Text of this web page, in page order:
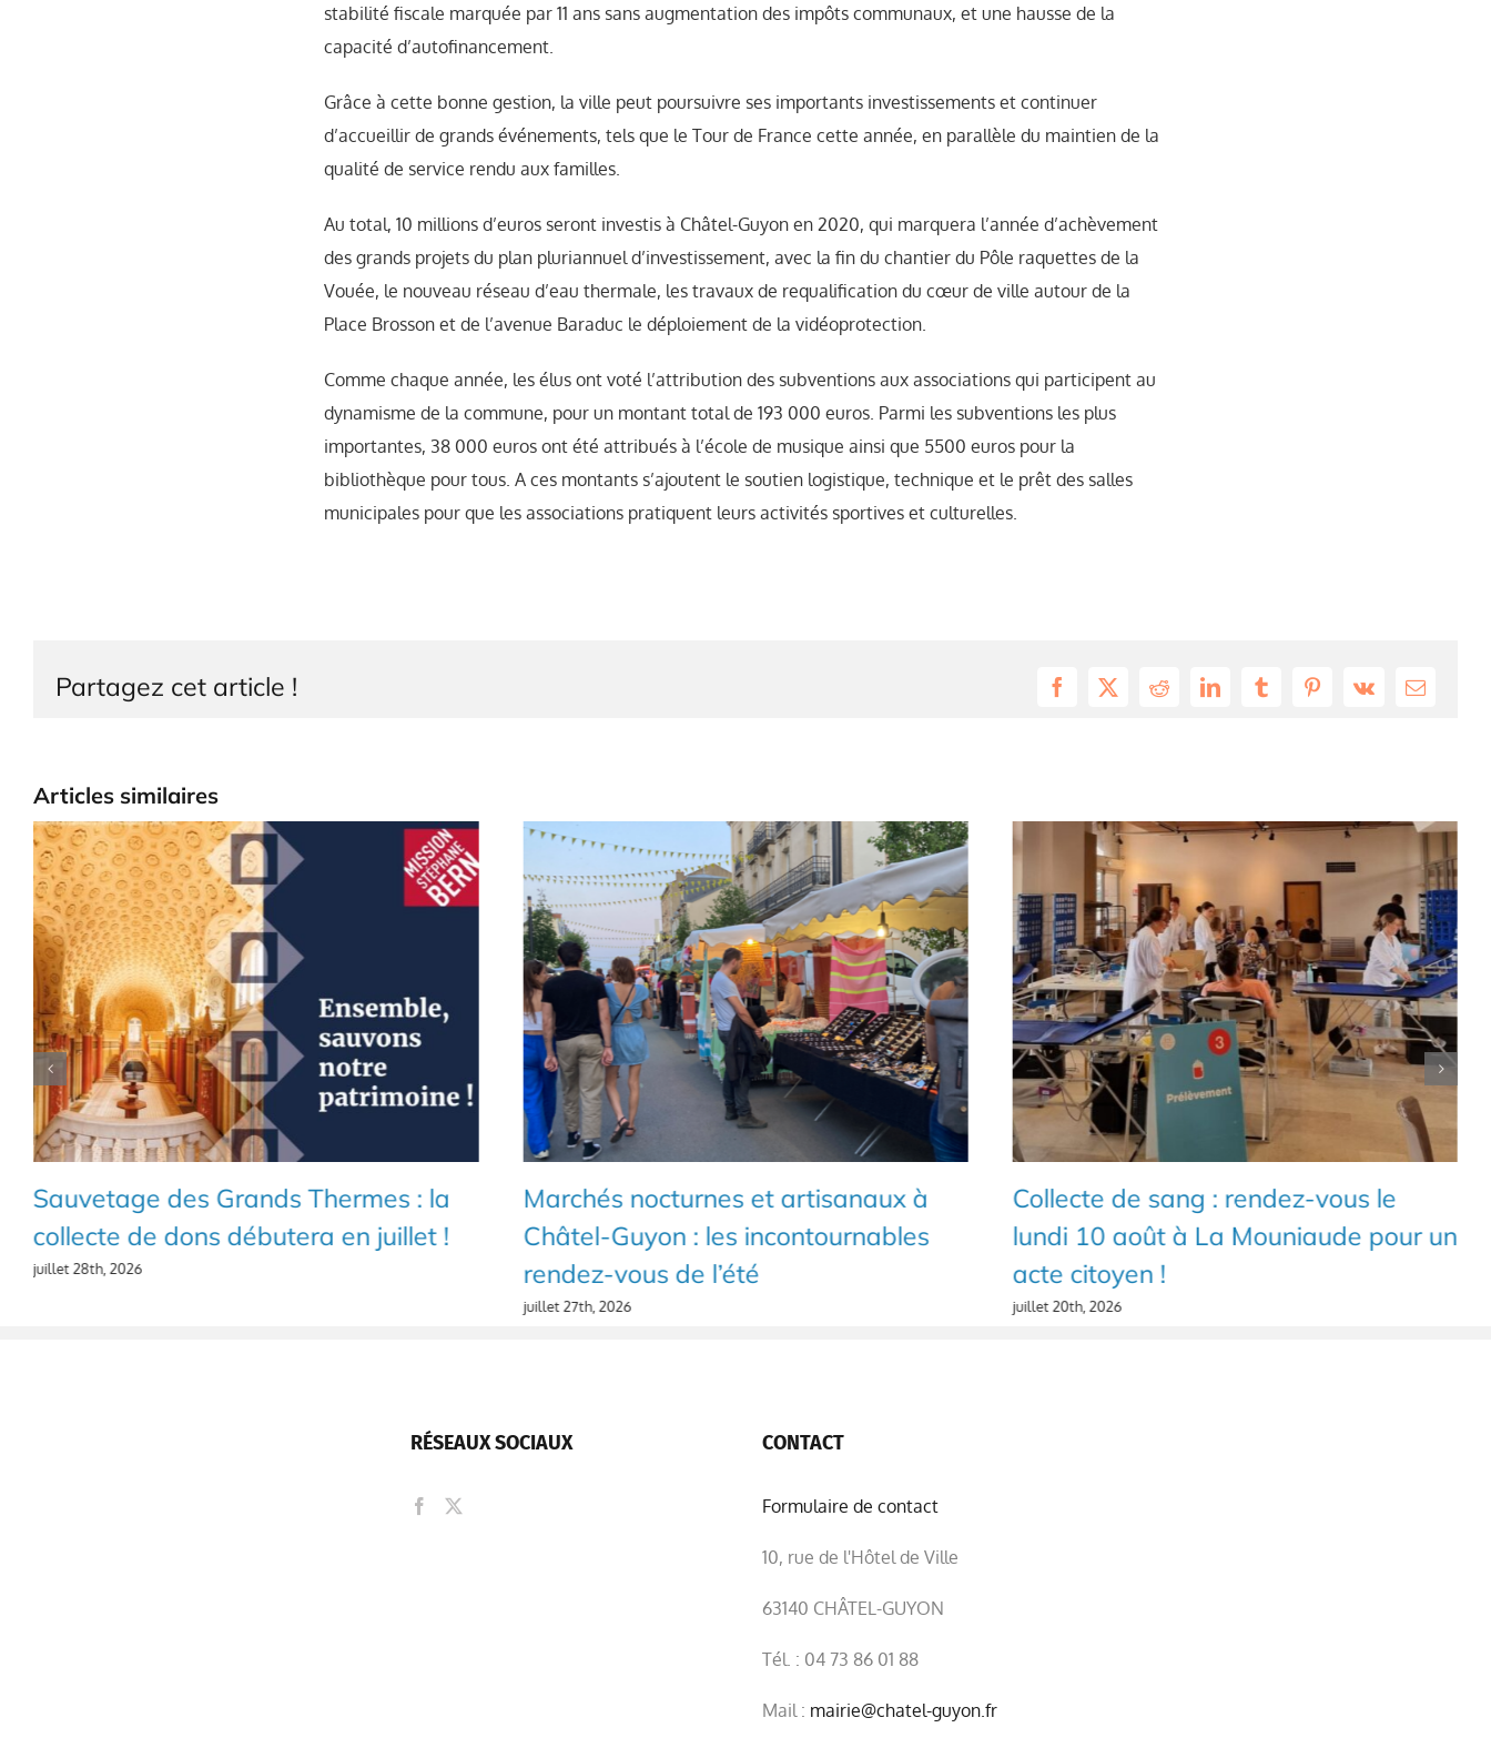
stabilité fiscale marquée par 11 ans sans augmentation des impôts communaux, et une hausse de la
capacité d’autofinancement.
Grâce à cette bonne gestion, la ville peut poursuivre ses importants investissements et continuer
d’accueillir de grands événements, tels que le Tour de France cette année, en parallèle du maintien de la
qualité de service rendu aux familles.
Au total, 10 millions d’euros seront investis à Châtel-Guyon en 2020, qui marquera l’année d’achèvement
des grands projets du plan pluriannuel d’investissement, avec la fin du chantier du Pôle raquettes de la
Vouée, le nouveau réseau d’eau thermale, les travaux de requalification du cœur de ville autour de la
Place Brosson et de l’avenue Baraduc le déploiement de la vidéoprotection.
Comme chaque année, les élus ont voté l’attribution des subventions aux associations qui participent au
dynamisme de la commune, pour un montant total de 193 000 euros. Parmi les subventions les plus
importantes, 38 000 euros ont été attribués à l’école de musique ainsi que 5500 euros pour la
bibliothèque pour tous. A ces montants s’ajoutent le soutien logistique, technique et le prêt des salles
municipales pour que les associations pratiquent leurs activités sportives et culturelles.
Partagez cet article ! Facebook
X RedditLinkedInTumblrPinterest
Vk Email
Articles similaires
Sauvetage des Grands Thermes : la
collecte de dons débutera en juillet !
juillet 28th, 2026
Marchés nocturnes et artisanaux à
Châtel-Guyon : les incontournables
rendez-vous de l’été
juillet 27th, 2026
Collecte de sang : rendez-vous le
lundi 10 août à La Mouniaude pour un
acte citoyen !
juillet 20th, 2026
RÉSEAUX SOCIAUX CONTACT
Formulaire de contact
10, rue de l'Hôtel de Ville
63140 CHÂTEL-GUYON
Tél. : 04 73 86 01 88
Mail : mairie@chatel-guyon.fr